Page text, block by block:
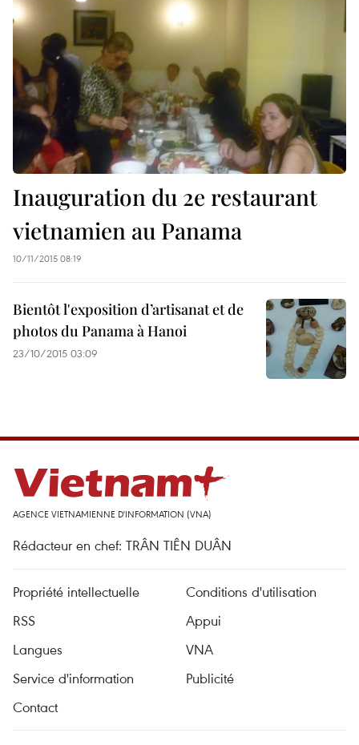
Inauguration du 2e restaurant
vietnamien au Panama
10/11/2015 08:19
Bientôt l'exposition d’artisanat et de
photos du Panama à Hanoi
23/10/2015 03:09
AGENCE VIETNAMIENNE D'INFORMATION (VNA)
Rédacteur en chef: TRÂN TIÊN DUÂN
Propriété intellectuelle
Conditions d'utilisation
RSS
Appui
Langues
VNA
Service d'information
Publicité
Contact